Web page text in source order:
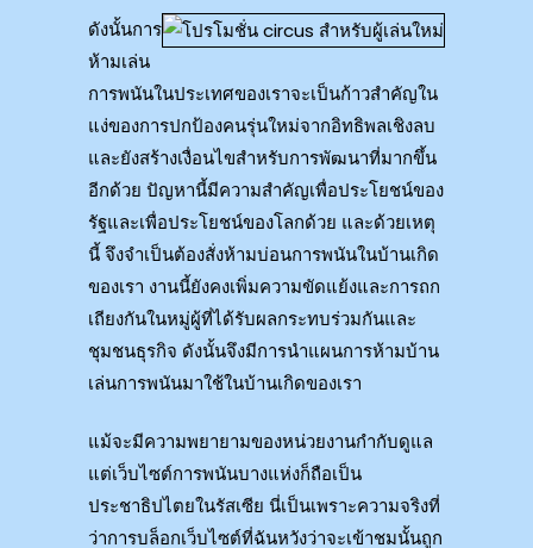
ดังนั้นการ
ห้ามเล่น
การพนันในประเทศของเราจะเป็นก้าวสำคัญใน
แง่ของการปกป้องคนรุ่นใหม่จากอิทธิพลเชิงลบ
และยังสร้างเงื่อนไขสำหรับการพัฒนาที่มากขึ้น
อีกด้วย ปัญหานี้มีความสำคัญเพื่อประโยชน์ของ
รัฐและเพื่อประโยชน์ของโลกด้วย และด้วยเหตุ
นี้ จึงจำเป็นต้องสั่งห้ามบ่อนการพนันในบ้านเกิด
ของเรา งานนี้ยังคงเพิ่มความขัดแย้งและการถก
เถียงกันในหมู่ผู้ที่ได้รับผลกระทบร่วมกันและ
ชุมชนธุรกิจ ดังนั้นจึงมีการนำแผนการห้ามบ้าน
เล่นการพนันมาใช้ในบ้านเกิดของเรา
แม้จะมีความพยายามของหน่วยงานกำกับดูแล
แต่เว็บไซต์การพนันบางแห่งก็ถือเป็น
ประชาธิปไตยในรัสเซีย นี่เป็นเพราะความจริงที่
ว่าการบล็อกเว็บไซต์ที่ฉันหวังว่าจะเข้าชมนั้นถูก